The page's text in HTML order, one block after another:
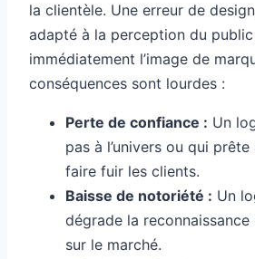
la clientèle. Une erreur de
adapté à la perception du
immédiatement l’image de
conséquences sont lourdes :
Perte de confiance : Un
pas à l’univers ou qui
faire fuir les clients.
Baisse de notoriété : Un
dégrade la
sur le marché.